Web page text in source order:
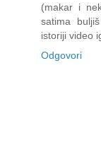
(makar i
satima
istoriji video
Odgovori